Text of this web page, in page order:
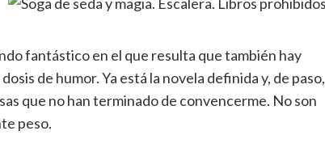
fantástico en el que resulta que también hay
de humor. Ya está la novela definida y, de paso,
que no han terminado de convencerme. No son
peso.